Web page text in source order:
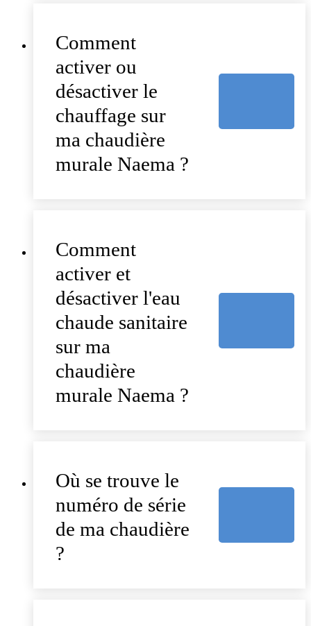
Comment
activer ou
désactiver le
chauffage sur
ma chaudière
murale Naema ?
Comment
activer et
désactiver l'eau
chaude sanitaire
sur ma
chaudière
murale Naema ?
Où se trouve le
numéro de série
de ma chaudière
?